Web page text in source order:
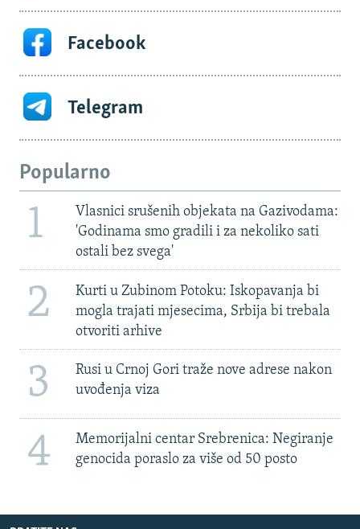
Facebook
Telegram
Popularno
1
Vlasnici srušenih objekata na Gazivodama:
'Godinama smo gradili i za nekoliko sati
ostali bez svega'
2
Kurti u Zubinom Potoku: Iskopavanja bi
mogla trajati mjesecima, Srbija bi trebala
otvoriti arhive
3
Rusi u Crnoj Gori traže nove adrese nakon
uvođenja viza
4
Memorijalni centar Srebrenica: Negiranje
genocida poraslo za više od 50 posto